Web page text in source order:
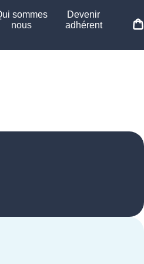
sommes
nous
Devenir
adhérent